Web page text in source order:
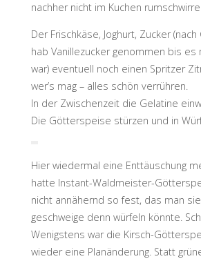
nachher nicht im Kuchen
Der Frischkäse, Joghurt, Zucker
hab Vanillezucker genommen bis es
war) eventuell noch einen Spritzer
wer’s mag – alles schön verrühren.
In der Zwischenzeit die Gelatine
Die Götterspeise stürzen und in
Hier wiedermal eine Enttäuschung
hatte Instant-Waldmeister-
nicht annähernd so fest, das man
geschweige denn würfeln könnte.
Wenigstens war die Kirsch-
wieder eine Planänderung. Statt